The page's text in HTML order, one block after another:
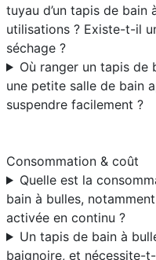
tuyau d’un tapis de bain
utilisations ? Existe-t-il
séchage ?
Où ranger un tapis de
une petite salle de bain
suspendre facilement ?
Consommation & coût
Quelle est la
bain à bulles,
activée en continu ?
Un tapis de bain à
baignoire, et nécessite-